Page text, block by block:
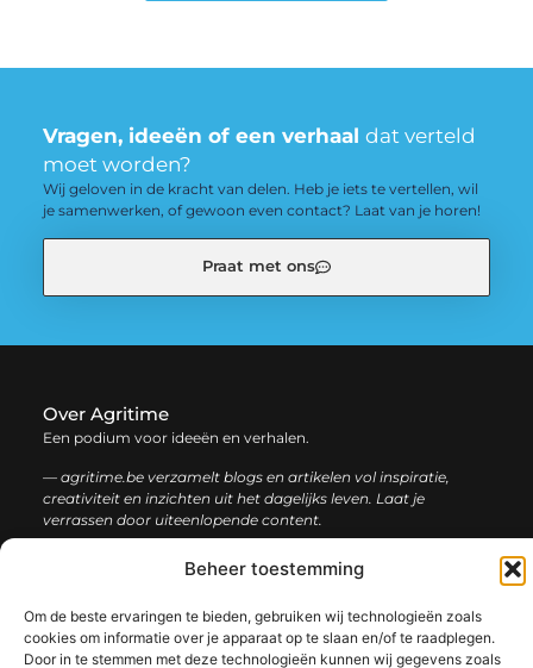
Beheer toestemming
Om de beste ervaringen te bieden, gebruiken wij technologieën zoals
cookies om informatie over je apparaat op te slaan en/of te raadplegen.
Door in te stemmen met deze technologieën kunnen wij gegevens zoals
Vragen, ideeën of een verhaal dat verteld
moet worden?
Wij geloven in de kracht van delen. Heb je iets te vertellen, wil
je samenwerken, of gewoon even contact? Laat van je horen!
Praat met ons
Over Agritime
Een podium voor ideeën en verhalen.
— agritime.be verzamelt blogs en artikelen vol inspiratie,
creativiteit en inzichten uit het dagelijks leven. Laat je
verrassen door uiteenlopende content.
informatie